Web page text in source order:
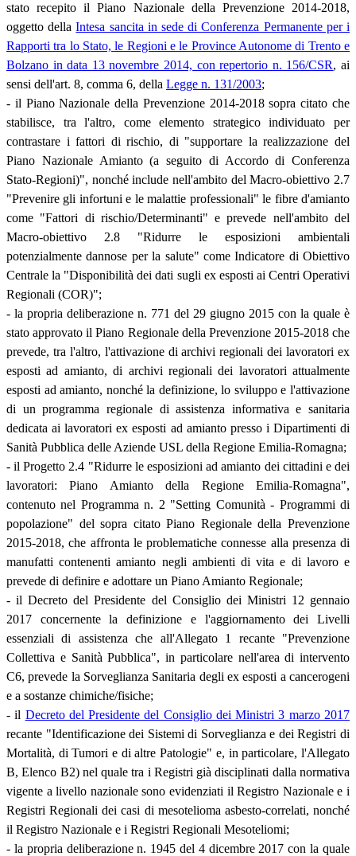
stato recepito il Piano Nazionale della Prevenzione 2014-2018,
oggetto dellaIntesa sancita in sede di Conferenza Permanente per i
Rapporti tra lo Stato, le Regioni e le Province Autonome di Trento e
Bolzano in data 13 novembre 2014, con repertorio n. 156/CSR, ai
sensi dell'art. 8, comma 6, della Legge n. 131/2003;
- il Piano Nazionale della Prevenzione 2014-2018 sopra citato che
stabilisce, tra l'altro, come elemento strategico individuato per
contrastare i fattori di rischio, di "supportare la realizzazione del
Piano Nazionale Amianto (a seguito di Accordo di Conferenza
Stato-Regioni)", nonché include nell'ambito del Macro-obiettivo 2.7
"Prevenire gli infortuni e le malattie professionali" le fibre d'amianto
come "Fattori di rischio/Determinanti" e prevede nell'ambito del
Macro-obiettivo 2.8 "Ridurre le esposizioni ambientali
potenzialmente dannose per la salute" come Indicatore di Obiettivo
Centrale la "Disponibilità dei dati sugli ex esposti ai Centri Operativi
Regionali (COR)";
- la propria deliberazione n. 771 del 29 giugno 2015 con la quale è
stato approvato il Piano Regionale della Prevenzione 2015-2018 che
prevede, tra l'altro, l'attivazione di archivi regionali dei lavoratori ex
esposti ad amianto, di archivi regionali dei lavoratori attualmente
esposti ad amianto, nonché la definizione, lo sviluppo e l'attivazione
di un programma regionale di assistenza informativa e sanitaria
dedicata ai lavoratori ex esposti ad amianto presso i Dipartimenti di
Sanità Pubblica delle Aziende USL della Regione Emilia-Romagna;
- il Progetto 2.4 "Ridurre le esposizioni ad amianto dei cittadini e dei
lavoratori: Piano Amianto della Regione Emilia-Romagna",
contenuto nel Programma n. 2 "Setting Comunità - Programmi di
popolazione" del sopra citato Piano Regionale della Prevenzione
2015-2018, che affronta le problematiche connesse alla presenza di
manufatti contenenti amianto negli ambienti di vita e di lavoro e
prevede di definire e adottare un Piano Amianto Regionale;
- il Decreto del Presidente del Consiglio dei Ministri 12 gennaio
2017 concernente la definizione e l'aggiornamento dei Livelli
essenziali di assistenza che all'Allegato 1 recante "Prevenzione
Collettiva e Sanità Pubblica", in particolare nell'area di intervento
C6, prevede la Sorveglianza Sanitaria degli ex esposti a cancerogeni
e a sostanze chimiche/fisiche;
- il Decreto del Presidente del Consiglio dei Ministri 3 marzo 2017
recante "Identificazione dei Sistemi di Sorveglianza e dei Registri di
Mortalità, di Tumori e di altre Patologie" e, in particolare, l'Allegato
B, Elenco B2) nel quale tra i Registri già disciplinati dalla normativa
vigente a livello nazionale sono evidenziati il Registro Nazionale e i
Registri Regionali dei casi di mesotelioma asbesto-correlati, nonché
il Registro Nazionale e i Registri Regionali Mesoteliomi;
- la propria deliberazione n. 1945 del 4 dicembre 2017 con la quale